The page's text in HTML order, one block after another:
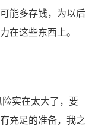
能多存钱，为以后
在这些东西上。
实在太大了，要
充足的准备，我之